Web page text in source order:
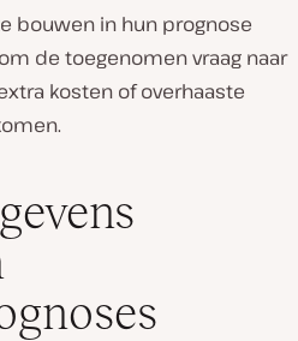
bouwen in hun prognose
de toegenomen vraag naar
kosten of overhaaste